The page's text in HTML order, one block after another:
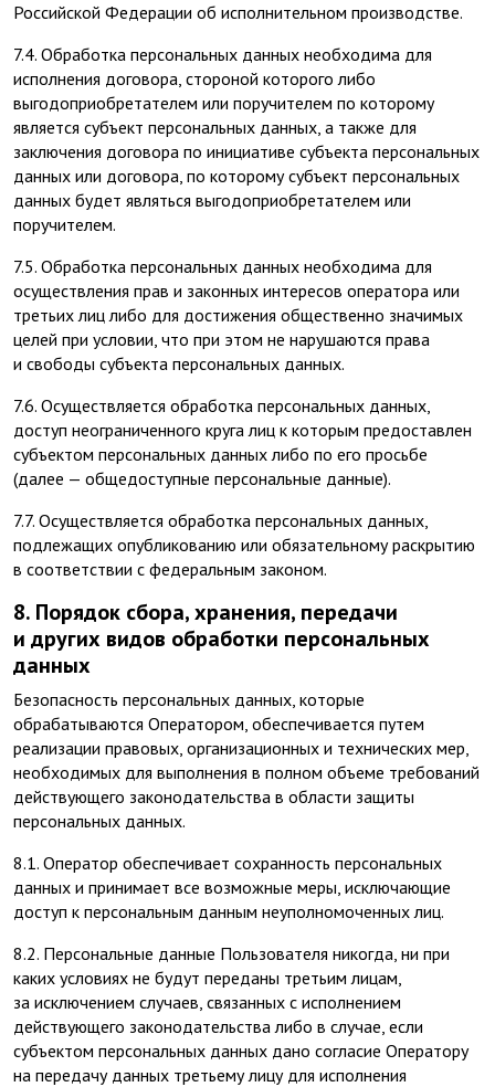
Российской Федерации об исполнительном производстве.
7.4. Обработка персональных данных необходима для
исполнения договора, стороной которого либо
выгодоприобретателем или поручителем по которому
является субъект персональных данных, а также для
заключения договора по инициативе субъекта персональных
данных или договора, по которому субъект персональных
данных будет являться выгодоприобретателем или
поручителем.
7.5. Обработка персональных данных необходима для
осуществления прав и законных интересов оператора или
третьих лиц либо для достижения общественно значимых
целей при условии, что при этом не нарушаются права
и свободы субъекта персональных данных.
7.6. Осуществляется обработка персональных данных,
доступ неограниченного круга лиц к которым предоставлен
субъектом персональных данных либо по его просьбе
(далее — общедоступные персональные данные).
7.7. Осуществляется обработка персональных данных,
подлежащих опубликованию или обязательному раскрытию
в соответствии с федеральным законом.
8. Порядок сбора, хранения, передачи
и других видов обработки персональных
данных
Безопасность персональных данных, которые
обрабатываются Оператором, обеспечивается путем
реализации правовых, организационных и технических мер,
необходимых для выполнения в полном объеме требований
действующего законодательства в области защиты
персональных данных.
8.1. Оператор обеспечивает сохранность персональных
данных и принимает все возможные меры, исключающие
доступ к персональным данным неуполномоченных лиц.
8.2. Персональные данные Пользователя никогда, ни при
каких условиях не будут переданы третьим лицам,
за исключением случаев, связанных с исполнением
действующего законодательства либо в случае, если
субъектом персональных данных дано согласие Оператору
на передачу данных третьему лицу для исполнения